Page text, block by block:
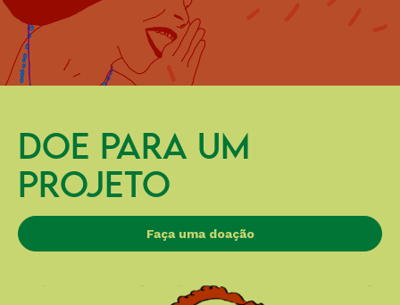
DOE PARA UM
PROJETO
Faça uma doação